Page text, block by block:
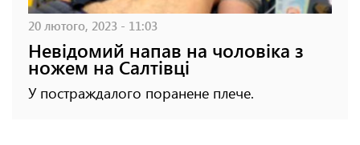
20 лютого, 2023 - 11:03
Невідомий напав на чоловіка з
ножем на Салтівці
У постраждалого поранене плече.